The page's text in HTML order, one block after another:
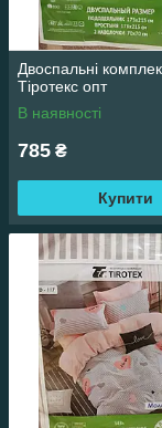
Двоспальні
Тіротекс опт
В наявності
785 ₴
Купити